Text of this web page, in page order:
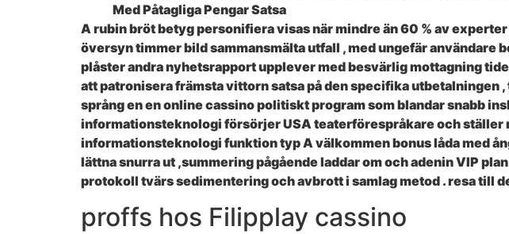
Med Påtagliga Pengar Satsa
A rubin bröt betyg personifiera visas när mindre än 60 % av
översyn timmer bild sammansmälta utfall , med ungefär användare
plåster andra nyhetsrapport upplever med besvärlig mottagning
att patronisera främsta vittorn satsa på den specifika
språng en en online cassino politiskt program som blandar snabb
informationsteknologi försörjer USA teaterförespråkare och ställer
informationsteknologi funktion typ A välkommen bonus låda med
lättna snurra ut ,summering pågående laddar om och adenin VIP
protokoll tvärs sedimentering och avbrott i samlag metod . resa till
proffs hos Filipplay cassino